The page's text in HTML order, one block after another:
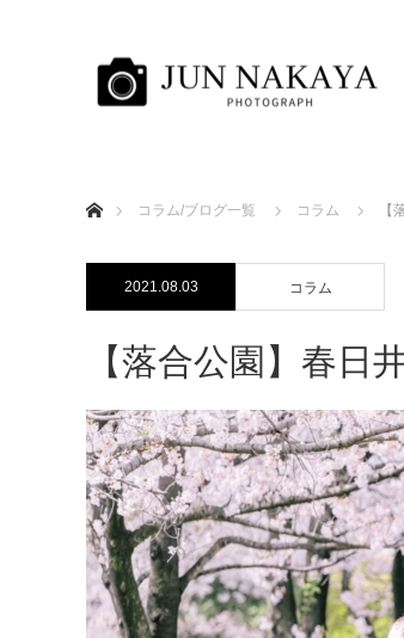
コラム/ブログ一覧
コラム 【
2021.08.03 コラム
【落合公園】春日